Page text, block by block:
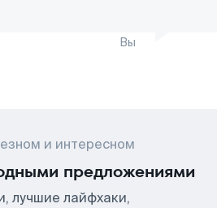
Вы
и интересном
предложениями
лучшие лайфхаки,